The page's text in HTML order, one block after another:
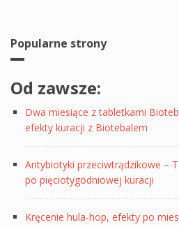
Popularne strony
Od zawsze:
Dwa miesiące z tabletkami
efekty kuracji z Biotebalem
Antybiotyki przeciwtrądzikowe –
po pięciotygodniowej kuracji
Kręcenie hula-hop, efekty po